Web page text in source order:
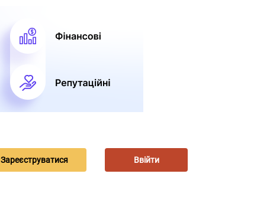
Зареєструватися Ввійти